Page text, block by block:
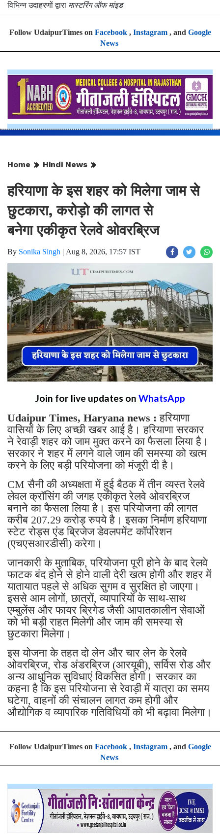
विभिन्न उदाहरणों द्वारा मास्टरिंग ऑफ मांइड
Follow UdaipurTimes on Facebook, Instagram, and Google
News
Home Hindi News
हरियाणा के इस शहर को मिलेगा जाम से
छुटकारा, करोड़ो की लागत से
बनेगा एकीकृत रेलवे ओवरब्रिज
By Sonika Singh | Aug 8, 2026, 17:57 IST
Join for live updates on WhatsApp
Udaipur Times, Haryana news : हरियाणा
वासियों के लिए अच्छी खबर आई है। हरियाणा सरकार
ने रेवाड़ी शहर को जाम मुक्त करने का फैसला लिया है।
सरकार ने शहर में लगने वाले जाम की समस्या को खत्म
करने के लिए बड़ी परियोजना को मंजूरी दी है।
CM सैनी की अध्यक्षता में हुई बैठक में तीन व्यस्त रेलवे
लेवल क्रॉसिंग की जगह एकीकृत रेलवे ओवरब्रिज
बनाने का फैसला लिया है। इस परियोजना की लागत
करीब 207.29 करोड़ रुपये है। इसका निर्माण हरियाणा
स्टेट रोड्स एंड ब्रिजेज डेवलपमेंट कॉर्पोरेशन
(एचएसआरडीसी) करेगा।
जानकारी के मुताबिक, परियोजना पूरी होने के बाद रेलवे
फाटक बंद होने से होने वाली देरी खत्म होगी और शहर में
यातायात पहले से अधिक सुगम व सुरक्षित हो जाएगा।
इससे आम लोगों, छात्रों, व्यापारियों के साथ-साथ
एम्बुलेंस और फायर ब्रिगेड जैसी आपातकालीन सेवाओं
को भी बड़ी राहत मिलेगी और जाम की समस्या से
छुटकारा मिलेगा।
इस योजना के तहत दो लेन और चार लेन के रेलवे
ओवरब्रिज, रोड अंडरब्रिज (आरयूबी), सर्विस रोड और
अन्य आधुनिक सुविधाएं विकसित होगी। सरकार का
कहना है कि इस परियोजना से रेवाड़ी में यात्रा का समय
घटेगा, वाहनों की संचालन लागत कम होगी और
औद्योगिक व व्यापारिक गतिविधियों को भी बढ़ावा मिलेगा।
Follow UdaipurTimes on Facebook, Instagram, and Google
News